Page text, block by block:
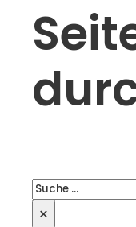
Suchen
×